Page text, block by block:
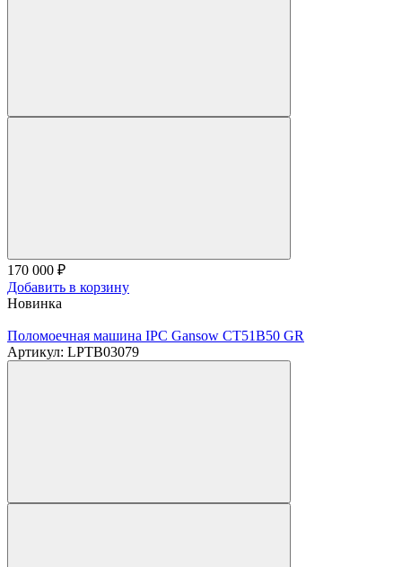
170 000 ₽
Добавить в корзину
Новинка
Поломоечная машина IPC Gansow CT51B50 GR
Артикул: LPTB03079